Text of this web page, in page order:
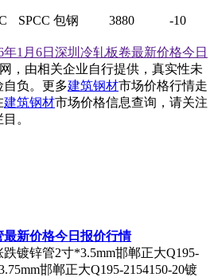
SPCC 包钢 3880 -10
年1月6日深圳冷轧板卷最新价格今日
，由相关企业自行提供，真实性未
负。更多建筑钢材市场价格行情走
建筑钢材市场价格信息查询，请关注
。
最新价格今日报价行情
镀锌管2寸*3.5mm邯郸正大Q195-
邯郸正大Q195-2154150-20镀